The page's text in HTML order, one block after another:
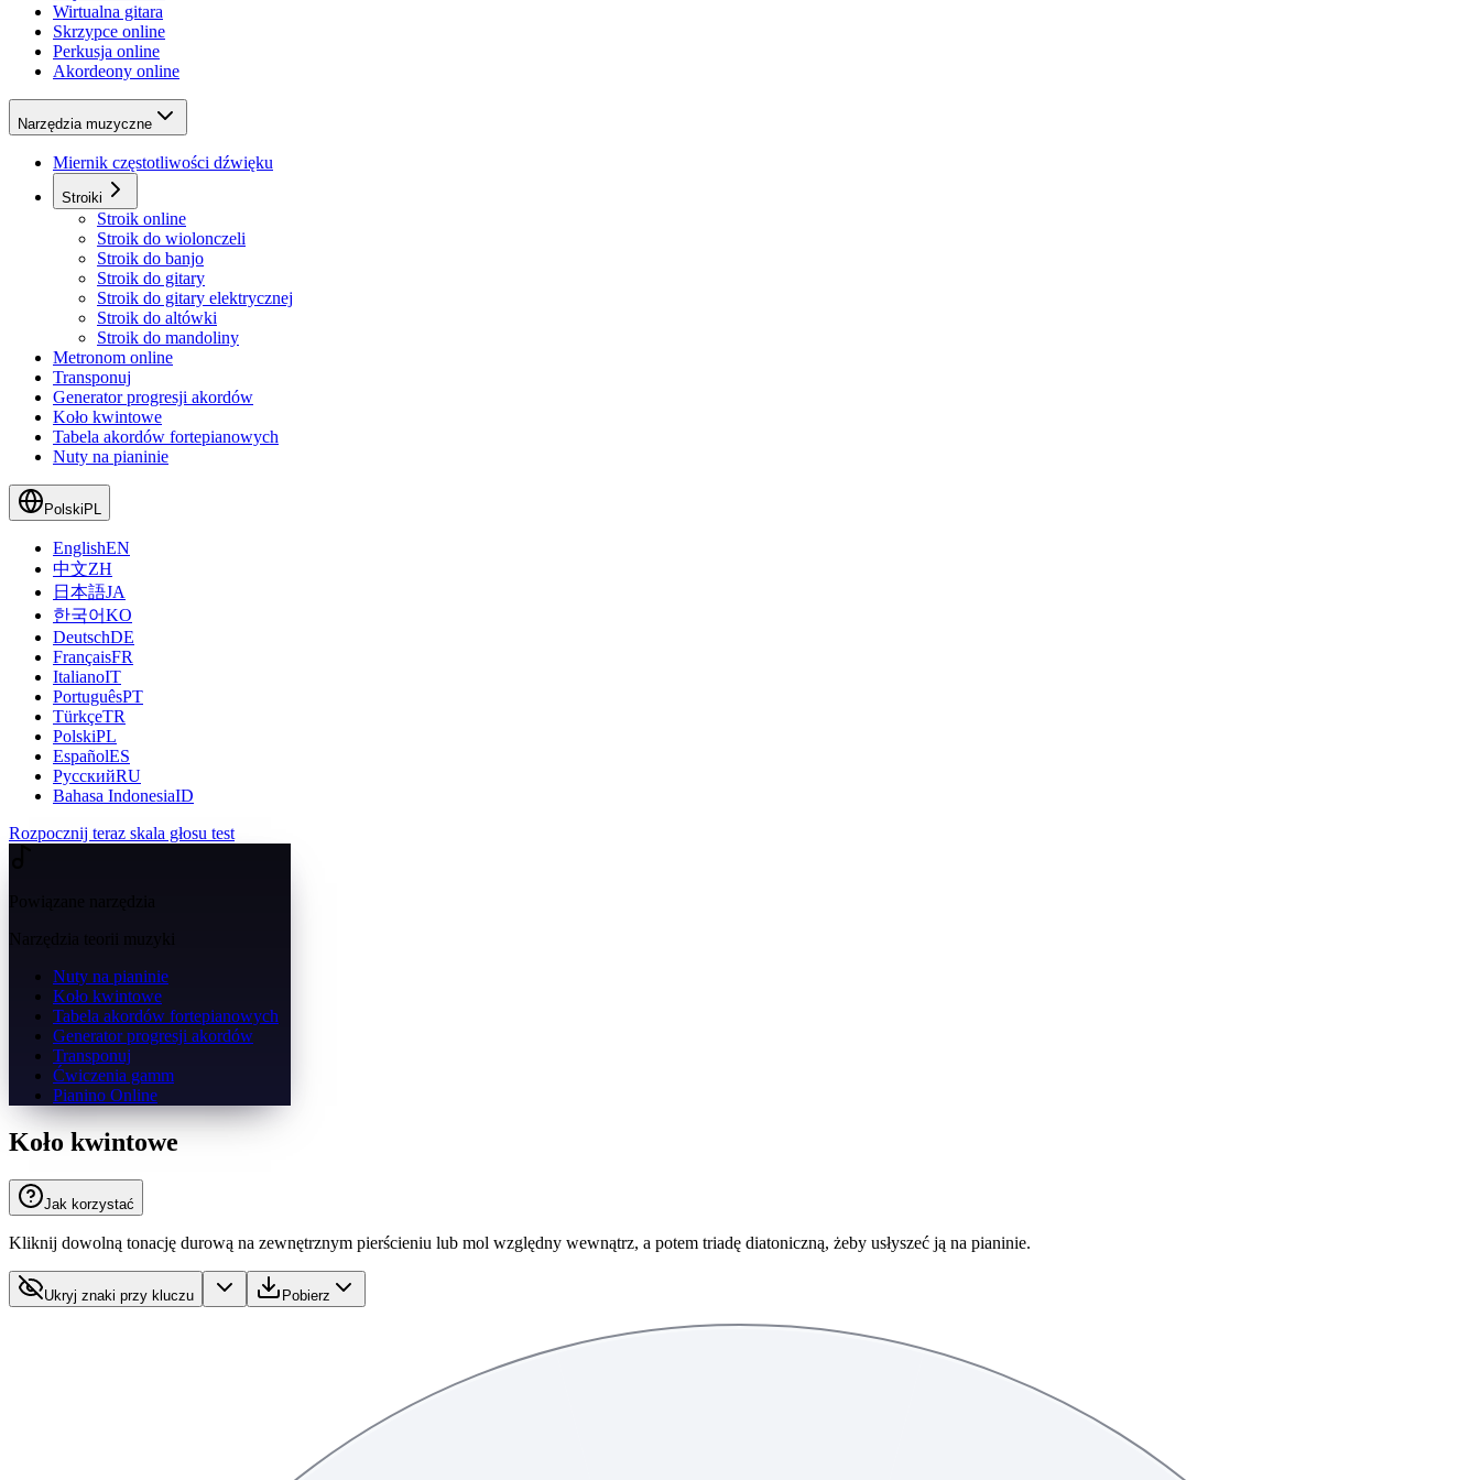
Wirtualna gitara
Skrzypce online
Perkusja online
Akordeony online
Narzędzia muzyczne
Miernik częstotliwości dźwięku
Stroiki
Stroik online
Stroik do wiolonczeli
Stroik do banjo
Stroik do gitary
Stroik do gitary elektrycznej
Stroik do altówki
Stroik do mandoliny
Metronom online
Transponuj
Generator progresji akordów
Koło kwintowe
Tabela akordów fortepianowych
Nuty na pianinie
Polski PL
EnglishEN
中文ZH
日本語JA
한국어KO
DeutschDE
FrançaisFR
ItalianoIT
PortuguêsPT
TürkçeTR
PolskiPL
EspañolES
РусскийRU
Bahasa IndonesiaID
Rozpocznij teraz skala głosu test
Narzędzia teorii muzyki
Nuty na pianinie
Koło kwintowe
Tabela akordów fortepianowych
Generator progresji akordów
Transponuj
Ćwiczenia gamm
Pianino Online
Koło kwintowe
Jak korzystać
Kliknij dowolną tonację durową na zewnętrznym pierścieniu lub mol względny wewnątrz, a potem triadę diatoniczną, żeby usłyszeć ją na pianinie.
Ukryj znaki przy kluczu Pobierz